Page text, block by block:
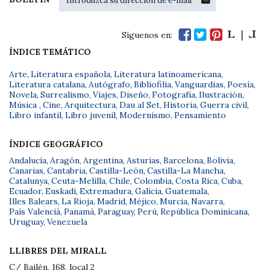
Síguenos en:
ÍNDICE TEMÁTICO
Arte, Literatura española, Literatura latinoamericana,
Literatura catalana, Autógrafo, Bibliofilia, Vanguardias, Poesía,
Novela, Surrealismo, Viajes, Diseño, Fotografía, Ilustración,
Música , Cine, Arquitectura, Dau al Set, Historia, Guerra civil,
Libro infantil, Libro juvenil, Modernismo, Pensamiento
ÍNDICE GEOGRÁFICO
Andalucía, Aragón, Argentina, Asturias, Barcelona, Bolivia,
Canarias, Cantabria, Castilla-León, Castilla-La Mancha,
Catalunya, Ceuta-Melilla, Chile, Colombia, Costa Rica, Cuba,
Ecuador, Euskadi, Extremadura, Galicia, Guatemala,
Illes Balears, La Rioja, Madrid, Méjico, Murcia, Navarra,
País Valencià, Panamá, Paraguay, Perú, República Dominicana,
Uruguay, Venezuela
LLIBRES DEL MIRALL
C/ Bailèn, 168, local 2